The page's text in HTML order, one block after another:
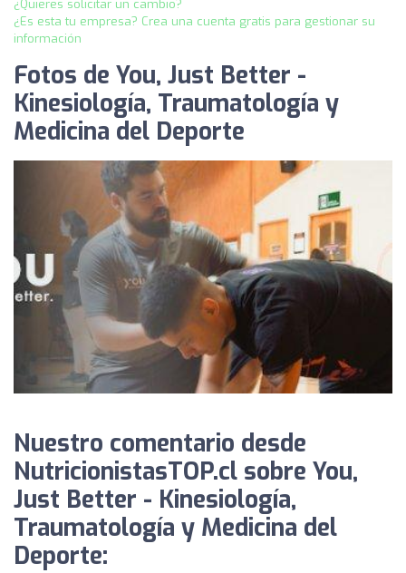
¿Quieres solicitar un cambio?
¿Es esta tu empresa? Crea una cuenta gratis para gestionar su
información
Fotos de You, Just Better -
Kinesiología, Traumatología y
Medicina del Deporte
Nuestro comentario desde
NutricionistasTOP.cl sobre You,
Just Better - Kinesiología,
Traumatología y Medicina del
Deporte: